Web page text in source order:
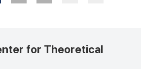
for Theoretical